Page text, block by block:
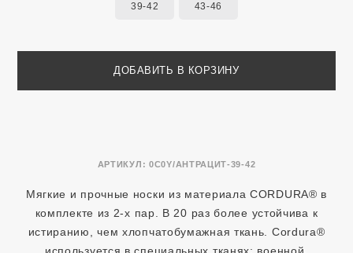
АРТИКУЛ: 0C0Y/АНТРАЦИТ-39-42
39-42 43-46
ДОБАВИТЬ В КОРЗИНУ
Мягкие и прочные носки из материала CORDURA® в
комплекте из 2-х пар. В 20 раз более устойчива к
истиранию, чем хлопчатобумажная ткань. Cordura®